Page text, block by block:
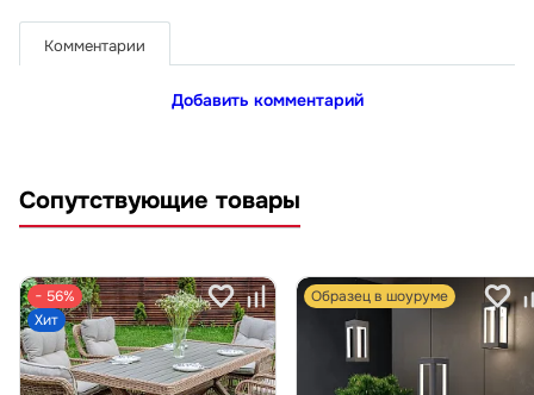
Комментарии
Добавить комментарий
Сопутствующие товары
− 56%
Хит
Образец в шоуруме